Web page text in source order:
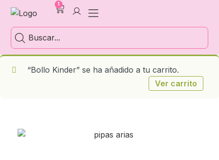
1
“Bollo Kinder” se ha añadido a tu carrito.
Ver carrito